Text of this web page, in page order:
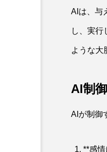
AIは、与
し、実行
ような大
AI制
AIが制御
**感